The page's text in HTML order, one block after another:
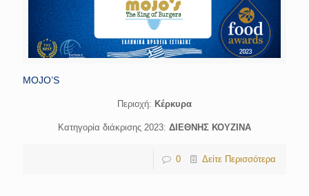
MOJO’S
Περιοχή: Κέρκυρα
Κατηγορία διάκρισης 2023: ΔΙΕΘΝΗΣ ΚΟΥΖΙΝΑ
0 Δείτε Περισσότερα